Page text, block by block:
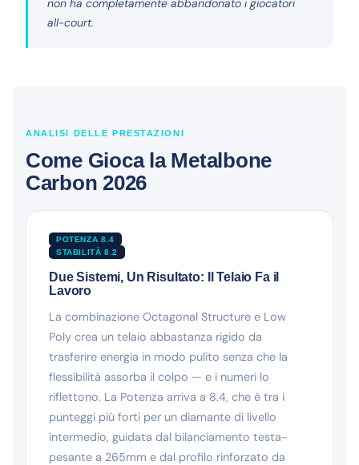
all-court.
ANALISI DELLE PRESTAZIONI
Come Gioca la Metalbone
Carbon 2026
POTENZA 8.4
STABILITÀ 8.2
Due Sistemi, Un Risultato: Il Telaio Fa il
Lavoro
La combinazione Octagonal Structure e Low
Poly crea un telaio abbastanza rigido da
trasferire energia in modo pulito senza che la
flessibilità assorba il colpo — e i numeri lo
riflettono. La Potenza arriva a 8.4, che è tra i
punteggi più forti per un diamante di livello
intermedio, guidata dal bilanciamento testa-
pesante a 265mm e dal profilo rinforzato da